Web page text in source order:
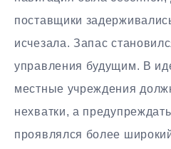
поставщики
исчезала. Запас
управления будущим. В
местные учреждения
нехватки, а
проявлялся более